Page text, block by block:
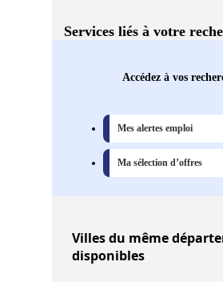
Services liés à votre
Accédez à vos
Mes alertes emploi
Ma sélection d’offres
Villesdu même
disponibles